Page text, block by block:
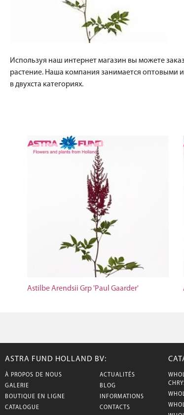
Используя наш интернет магазин вы можете
растение. Наша компания занимается оптовыми
в двухста категориях.
Astilbe Arendsii Grp 'Paul Gaarder'
ASTRA FUND HOLLAND BV:
À PROPOS DE NOUS
GALERIE
BOUTIQUE EN LIGNE
CATALOGUE
ACTUALITÉS
BLOG
INFORMATIONS
CONTACTS